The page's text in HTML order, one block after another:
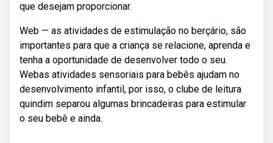
que desejam proporcionar.
Web — as atividades de estimulação no berçário, são
importantes para que a criança se relacione, aprenda e
tenha a oportunidade de desenvolver todo o seu.
Webas atividades sensoriais para bebês ajudam no
desenvolvimento infantil, por isso, o clube de leitura
quindim separou algumas brincadeiras para estimular
o seu bebê e ainda.